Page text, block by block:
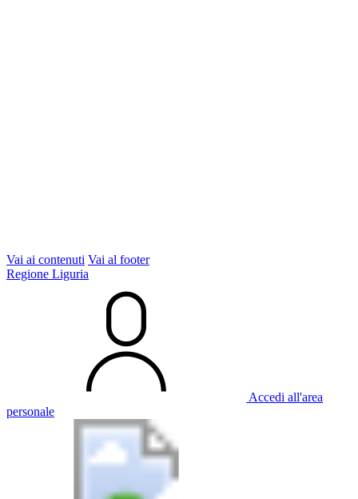
Vai ai contenuti Vai al footer
Regione Liguria
Accedi all'area
personale